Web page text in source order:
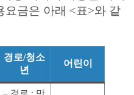
요금은 아래 <표>와 같
경로/청소
년
어린이